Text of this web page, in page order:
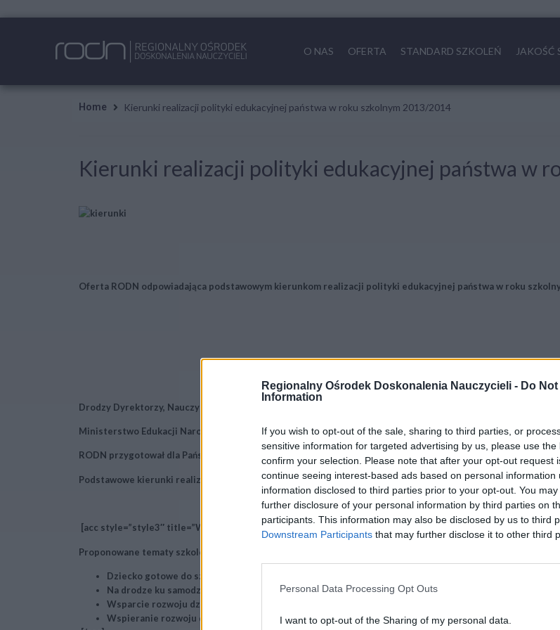
Regionalny Ośrodek Doskonalenia Nauczycieli - Do
Information
If you wish to opt-out of the sale, sharing to third parties, or
sensitive information for targeted advertising by us, please use
confirm your selection. Please note that after your opt-out request
continue seeing interest-based ads based on personal information
information disclosed to third parties prior to your opt-out. You
further disclosure of your personal information by third parties on
participants. This information may also be disclosed by us to third
Downstream Participants that may further disclose it to other third
Personal Data Processing Opt Outs
I want to opt-out of the Sharing of my personal data.
O NAS OFERTA STANDARD SZKOLEŃ JAKOŚĆ
Home Kierunki realizacji polityki edukacyjnej państwa w roku szkolnym 2013/2014
Kierunki realizacji polityki edukacyjnej państwa w
Oferta RODN odpowiadająca podstawowym kierunkom realizacji polityki edukacyjnej państwa w roku
Drodzy Dyrektorzy, Nauczyciele i Pracownicy Oświaty!
Ministerstwo Edukacji Narodowej opublikowało podstawowe kierunki realizacji polityki edukacyjnej państwa
RODN przygotował dla Państwa pełną ofertę szkoleń podejmującą tematykę określoną przez MEN.
Podstawowe kierunki realizacji polityki edukacyjnej państwa w roku szkolnym 2013/2014:
[acc style=”style3″ title=”Wspieranie rozwoju dziecka młodszego w związku z obniżeniem wieku realizacji
Proponowane tematy szkoleń RODN:
Dziecko gotowe do szkoły
Na drodze ku samodzielności edukacyjnej
Wsparcie rozwoju dziecka nieśmiałego w związku z obniżeniem wieku realizacji obowiązku szkolenego
Wspieranie rozwoju dziecka młodszego